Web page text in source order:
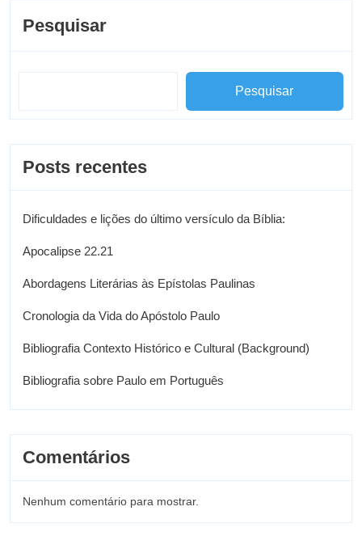
Pesquisar
Pesquisar
Posts recentes
Dificuldades e lições do último versículo da Bíblia:
Apocalipse 22.21
Abordagens Literárias às Epístolas Paulinas
Cronologia da Vida do Apóstolo Paulo
Bibliografia Contexto Histórico e Cultural (Background)
Bibliografia sobre Paulo em Português
Comentários
Nenhum comentário para mostrar.